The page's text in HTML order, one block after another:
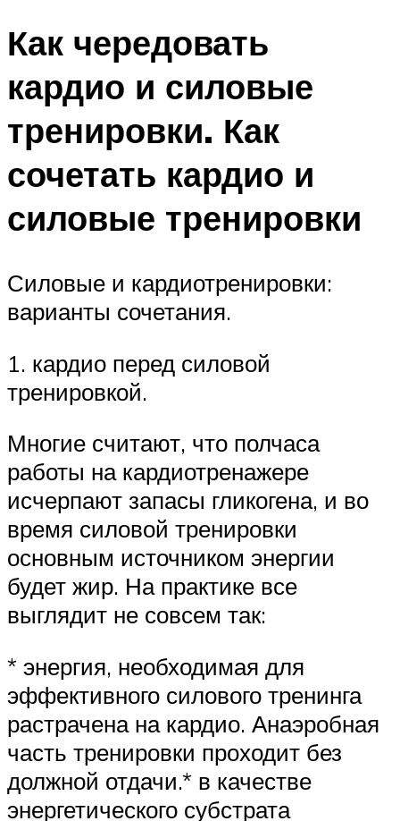
Как чередовать
кардио и силовые
тренировки. Как
сочетать кардио и
силовые тренировки
Силовые и кардиотренировки:
варианты сочетания.
1. кардио перед силовой
тренировкой.
Многие считают, что полчаса
работы на кардиотренажере
исчерпают запасы гликогена, и во
время силовой тренировки
основным источником энергии
будет жир. На практике все
выглядит не совсем так:
* энергия, необходимая для
эффективного силового тренинга
растрачена на кардио. Анаэробная
часть тренировки проходит без
должной отдачи.* в качестве
энергетического субстрата